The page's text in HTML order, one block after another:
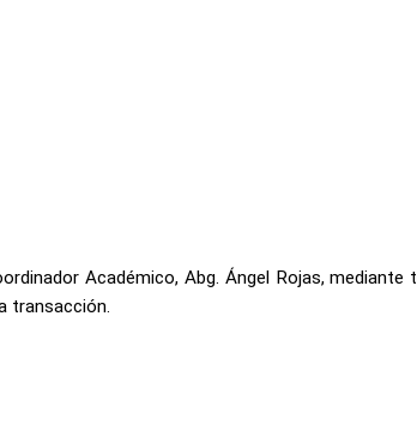
Académico, Abg. Ángel Rojas,
transacción.